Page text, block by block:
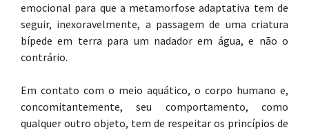
emocional para que a metamorfose adaptativa tem de
seguir, inexoravelmente, a passagem de uma criatura
bípede em terra para um nadador em água, e não o
contrário.
Em contato com o meio aquático, o corpo humano e,
concomitantemente, seu comportamento, como
qualquer outro objeto, tem de respeitar os princípios de